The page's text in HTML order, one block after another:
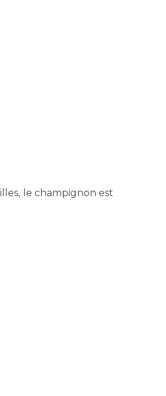
le champignon est